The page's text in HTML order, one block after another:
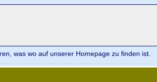
was wo auf unserer Homepage zu finden ist.